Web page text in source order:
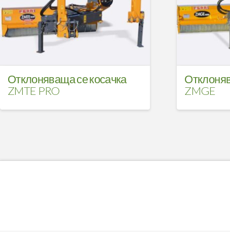
Отклоняваща се косачка
ZMTE PRO
ZMGE